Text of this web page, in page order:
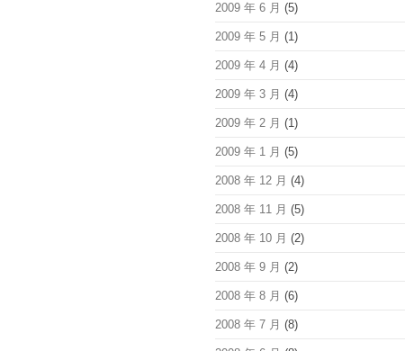
2009 年 6 月 (5)
2009 年 5 月 (1)
2009 年 4 月 (4)
2009 年 3 月 (4)
2009 年 2 月 (1)
2009 年 1 月 (5)
2008 年 12 月 (4)
2008 年 11 月 (5)
2008 年 10 月 (2)
2008 年 9 月 (2)
2008 年 8 月 (6)
2008 年 7 月 (8)